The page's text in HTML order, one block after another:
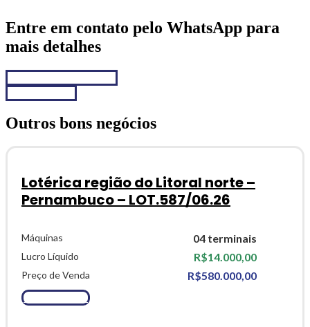
Entre em contato pelo WhatsApp para
mais detalhes
Outros bons negócios
Lotérica região do Litoral norte –
Pernambuco – LOT.587/06.26
Máquinas 04 terminais
Lucro Líquido R$14.000,00
Preço de Venda R$580.000,00
Ver Detalhes